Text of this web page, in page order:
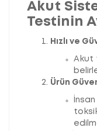
Akut
Testinin
Hızlı ve
Akut
Ürün